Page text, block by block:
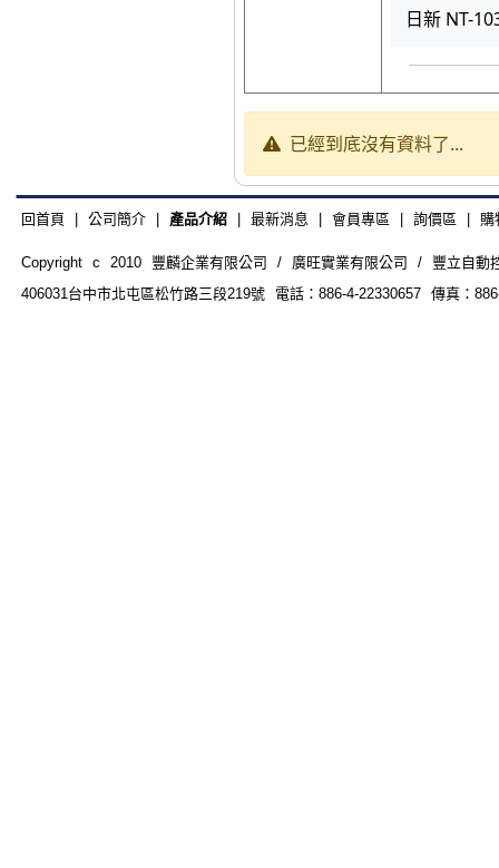
日新 NT-
已經到底沒有資料了...
回首頁 公司簡介| 產品介紹| 最新消息 會員專區 詢價區 購
Copyright c 2010 豐麟企業有限公司 / 廣旺實業有限公司 / 豐立自動
406031台中市北屯區松竹路三段219號 電話：886-4-22330657 傳真：